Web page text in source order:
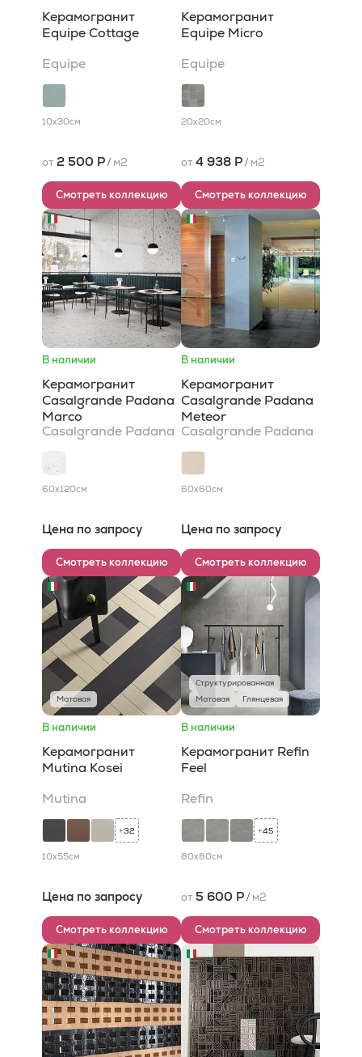
Керамогранит
Equipe Cottage
Equipe
10x30см
от 2 500 Р/ м2
Смотреть коллекцию
Керамогранит
Equipe Micro
Equipe
20x20см
от 4 938 Р/ м2
Смотреть коллекцию
В наличии
Керамогранит
Casalgrande Padana
Marco
Casalgrande Padana
60x120см
Цена по запросу
Смотреть коллекцию
В наличии
Керамогранит
Casalgrande Padana
Meteor
Casalgrande Padana
60x60см
Цена по запросу
Смотреть коллекцию
Матовая
В наличии
Керамогранит
Mutina Kosei
Mutina
+32
10x55см
Цена по запросу
Смотреть коллекцию
Структурированная
Матовая
Глянцевая
В наличии
Керамогранит Refin
Feel
Refin
+45
80x80см
от 5 600 Р/ м2
Смотреть коллекцию